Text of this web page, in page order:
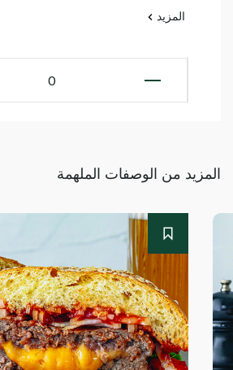
المزيد
0
المزيد من الوصفات الملهمة